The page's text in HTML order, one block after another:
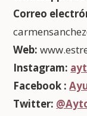
Correo
Web:
Instagram:
Facebook :
Twitter: